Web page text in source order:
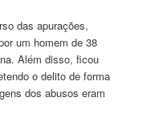
das apurações,
um homem de 38
Além disso, ficou
o delito de forma
dos abusos eram